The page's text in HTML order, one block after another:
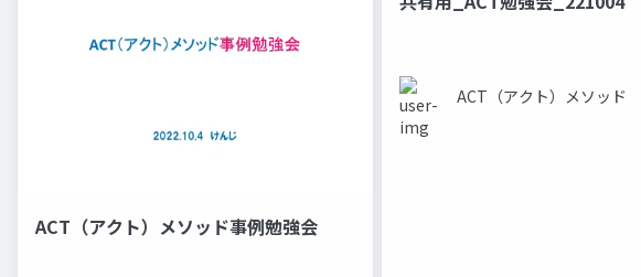
ACT（アクト）メソッド事例勉強会
ACT（アクト）メソッド